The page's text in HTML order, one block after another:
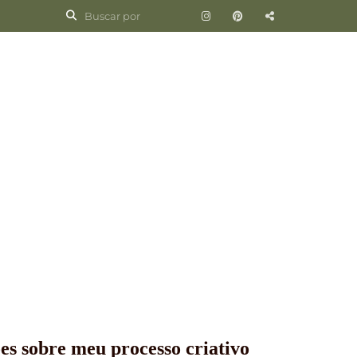
sobre meu processo criativo